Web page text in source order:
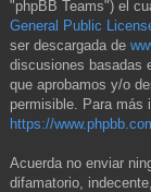
"phpBB Teams") el
General Public
ser descargada de
discusiones basadas
que aprobamos y/o
permisible. Para más
https://
Acuerda no enviar
difamatorio,